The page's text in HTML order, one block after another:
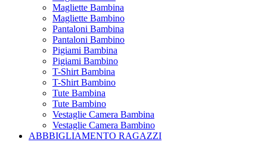
Magliette Bambina
Magliette Bambino
Pantaloni Bambina
Pantaloni Bambino
Pigiami Bambina
Pigiami Bambino
T-Shirt Bambina
T-Shirt Bambino
Tute Bambina
Tute Bambino
Vestaglie Camera Bambina
Vestaglie Camera Bambino
ABBBIGLIAMENTO RAGAZZI